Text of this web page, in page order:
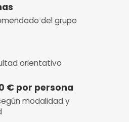
del grupo
orientativo
€ por persona
modalidad y